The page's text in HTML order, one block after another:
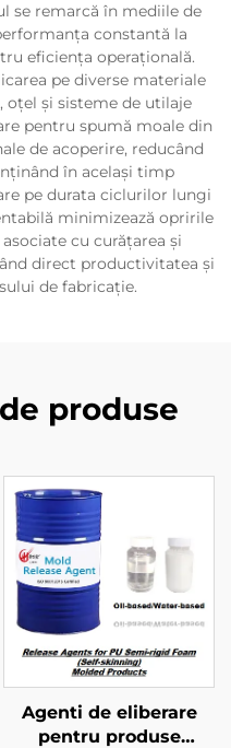
se remarcă în mediile de
constantă la
eficiența operațională.
pe diverse materiale
și sisteme de utilaje
pentru spumă moale din
de acoperire, reducând
în același timp
pe durata ciclurilor lungi
minimizează opririle
cu curățarea și
direct productivitatea și
de fabricație.
produse
Agenti de eliberare
pentru produse